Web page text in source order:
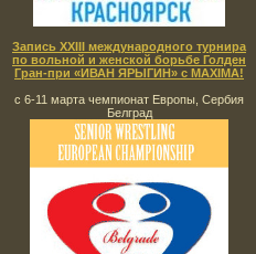
Запись XXIII международного турнира
по вольной и женской борьбе Голден
Гран-при «ИВАН ЯРЫГИН» с MAXIMA!
с 6-11 марта чемпионат Европы, Сербия
Белград